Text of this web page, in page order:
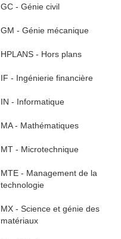
GC - Génie civil
GM - Génie mécanique
HPLANS - Hors plans
IF - Ingénierie financière
IN - Informatique
MA - Mathématiques
MT - Microtechnique
MTE - Management de la
technologie
MX - Science et génie des
matériaux